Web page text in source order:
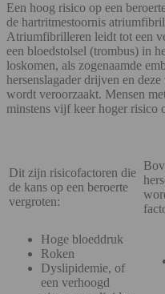
Een hoog risico op een
de hartritmestoornis
Atriumfibrilleren leidt tot een
een bloedstolsel (trombus) in
loskomen, als zogenaamde
hersenslagader drijven en
wordt veroorzaakt. Mensen
minstens vijf keer hoger risico
Dit zijn risicofactoren die
de kans op een beroerte
vergroten:
Hoge bloeddruk
Roken
Dyslipidemie, of
een verhoogd